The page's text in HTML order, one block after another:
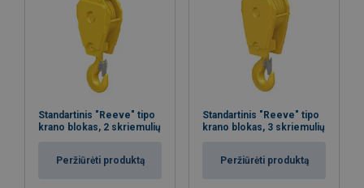
Standartinis "Reeve" tipo
krano blokas, 2 skriemulių
Peržiūrėti produktą
Standartinis "Reeve" tipo
krano blokas, 3 skriemulių
Peržiūrėti produktą